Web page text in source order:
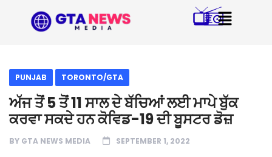
PUNJAB TORONTO/GTA
ਅੱਜ ਤੋਂ 5 ਤੋਂ 11 ਸਾਲ ਦੇ ਬੱਚਿਆਂ ਲਈ ਮਾਪੇ ਬੁੱਕ
ਕਰਵਾ ਸਕਦੇ ਹਨ ਕੋਵਿਡ-19 ਦੀ ਬੂਸਟਰ ਡੋਜ਼
BY GTA NEWS MEDIA SEPTEMBER 1, 2022